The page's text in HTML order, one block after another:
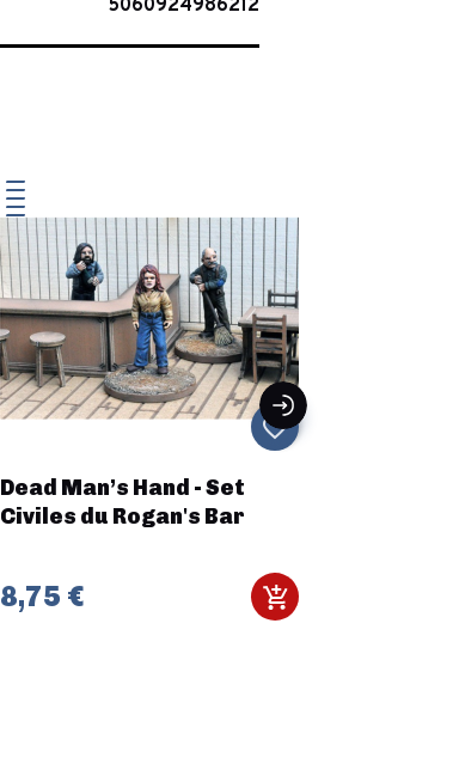
5060924986212
Dead Man’s Hand - Set
Civiles du Rogan's Bar
8,75 €
favorite_border